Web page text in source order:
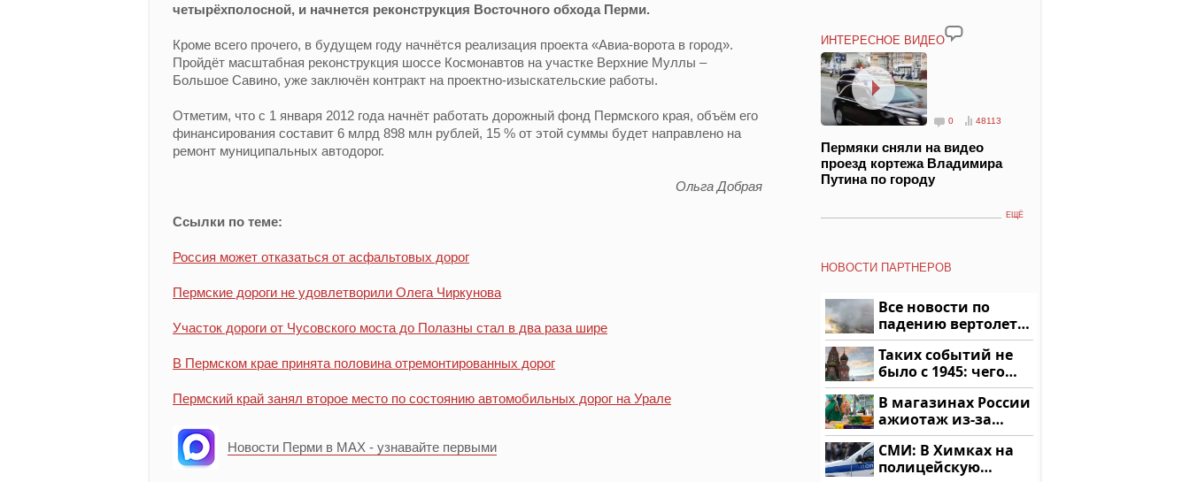
четырёхполосной, и начнется реконструкция Восточного обхода Перми.
Кроме всего прочего, в будущем году начнётся реализация проекта «Авиа-ворота в город».
Пройдёт масштабная реконструкция шоссе Космонавтов на участке Верхние Муллы –
Большое Савино, уже заключён контракт на проектно-изыскательские работы.
Отметим, что с 1 января 2012 года начнёт работать дорожный фонд Пермского края, объём его
финансирования составит 6 млрд 898 млн рублей, 15 % от этой суммы будет направлено на
ремонт муниципальных автодорог.
Ольга Добрая
Ссылки по теме:
Россия может отказаться от асфальтовых дорог
Пермские дороги не удовлетворили Олега Чиркунова
Участок дороги от Чусовского моста до Полазны стал в два раза шире
В Пермском крае принята половина отремонтированных дорог
Пермский край занял второе место по состоянию автомобильных дорог на Урале
Новости Перми в MAX - узнавайте первыми
ИНТЕРЕСНОЕ ВИДЕО
0 48113
Пермяки сняли на видео
проезд кортежа Владимира
Путина по городу
ЕЩЁ
НОВОСТИ ПАРТНЕРОВ
Все новости по
падению вертолета
на Кавказе: читать
здесь
Таких событий не
было с 1945: чего
ждать всем нам?
В магазинах России
ажиотаж из-за
этого продукта: что
купить?
СМИ: В Химках на
полицейскую